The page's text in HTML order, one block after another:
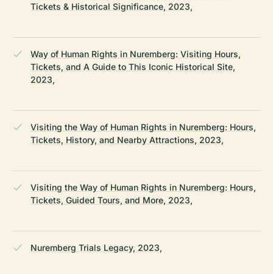
Tickets & Historical Significance, 2023,
Way of Human Rights in Nuremberg: Visiting Hours,
Tickets, and A Guide to This Iconic Historical Site,
2023,
Visiting the Way of Human Rights in Nuremberg: Hours,
Tickets, History, and Nearby Attractions, 2023,
Visiting the Way of Human Rights in Nuremberg: Hours,
Tickets, Guided Tours, and More, 2023,
Nuremberg Trials Legacy, 2023,